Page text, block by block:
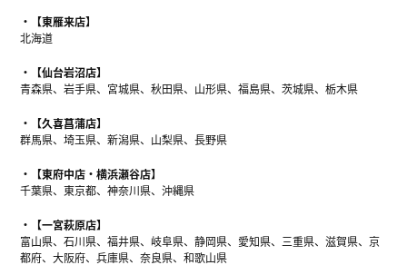
【東雁来店】
北海道
【仙台岩沼店】
青森県、岩手県、宮城県、秋田県、山形県、福島県、茨城県、栃木県
【久喜菖蒲店】
群馬県、埼玉県、新潟県、山梨県、長野県
【東府中店・横浜瀬谷店】
千葉県、東京都、神奈川県、沖縄県
【一宮萩原店】
富山県、石川県、福井県、岐阜県、静岡県、愛知県、三重県、滋賀県、京
都府、大阪府、兵庫県、奈良県、和歌山県